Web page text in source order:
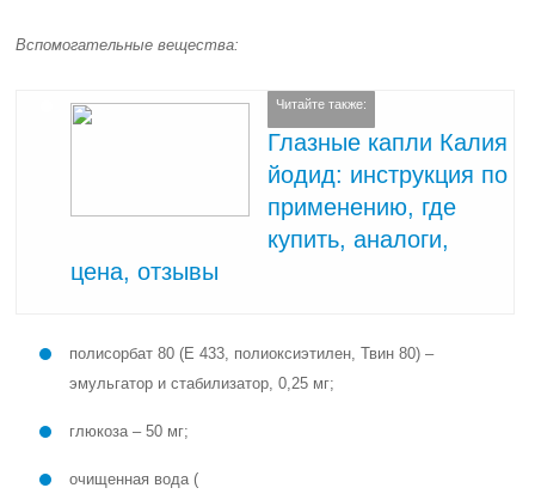
Вспомогательные вещества:
Читайте также:
Глазные капли Калия
йодид: инструкция по
применению, где
купить, аналоги,
цена, отзывы
полисорбат 80 (Е 433, полиоксиэтилен, Твин 80) –
эмульгатор и стабилизатор, 0,25 мг;
глюкоза – 50 мг;
очищенная вода (